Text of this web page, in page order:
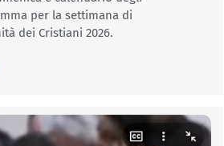
per la settimana di
dei Cristiani 2026.